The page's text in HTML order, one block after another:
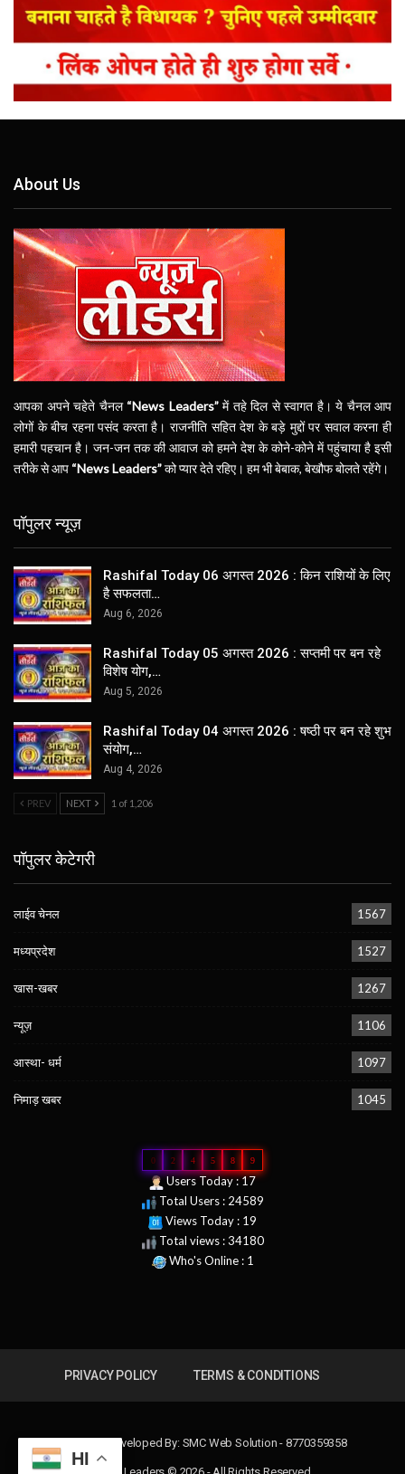
About Us
आपका अपने चहेते चैनल “News Leaders”में तहे दिल से स्वागत है। ये चैनल आप
लोगों के बीच रहना पसंद करता है। राजनीति सहित देश के बड़े मुद्दों पर सवाल करना ही
हमारी पहचान है। जन-जन तक की आवाज को हमने देश के कोने-कोने में पहुंचाया है इसी
तरीके से आप “News Leaders”को प्यार देते रहिए। हम भी बेबाक, बेखौफ बोलते रहेंगे।
पॉपुलर न्यूज़
Rashifal Today 06 अगस्त 2026 : किन राशियों के लिए
है सफलता…
Aug 6, 2026
Rashifal Today 05 अगस्त 2026 : सप्तमी पर बन रहे
विशेष योग,…
Aug 5, 2026
Rashifal Today 04 अगस्त 2026 : षष्ठी पर बन रहे शुभ
संयोग,…
Aug 4, 2026
PREV NEXT 1 of 1,206
पॉपुलर केटेगरी
लाईव चेनल 1567
मध्यप्रदेश 1527
खास-खबर 1267
न्यूज़ 1106
आस्था- धर्म 1097
निमाड़ खबर 1045
0 2 4 5 8 9
Users Today : 17
Total Users : 24589
Views Today : 19
Total views : 34180
Who's Online : 1
PRIVACY POLICY TERMS & CONDITIONS
Design & Developed By: SMC Web Solution - 8770359358
HI